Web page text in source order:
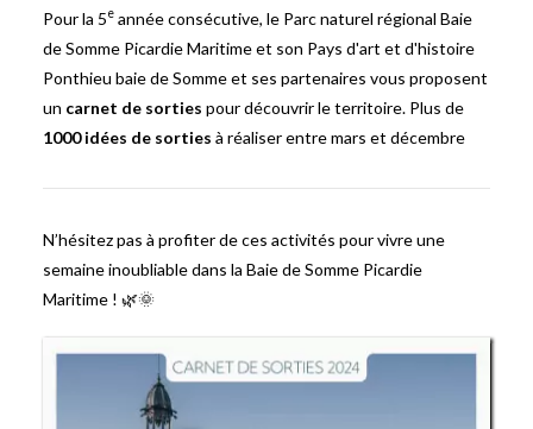
Pour la 5e année consécutive, le Parc naturel régional Baie
de Somme Picardie Maritime et son Pays d'art et d'histoire
Ponthieu baie de Somme et ses partenaires vous proposent
un carnet de sorties pour découvrir le territoire. Plus de
1000 idées de sorties à réaliser entre mars et décembre
N’hésitez pas à profiter de ces activités pour vivre une
semaine inoubliable dans la Baie de Somme Picardie
Maritime ! 🌿🌞